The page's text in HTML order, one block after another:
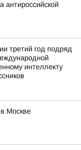
антироссийской
третий год подряд
интеллекту
Москве